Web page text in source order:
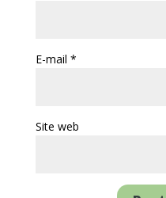
E-mail *
Site web